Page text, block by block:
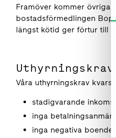
Framöver kommer övriga
bostadsförmedlingen
längst kötid ger förtur till
Uthyrningskrav
Våra uthyrningskrav
stadigvarande inkomst
inga
inga negativa